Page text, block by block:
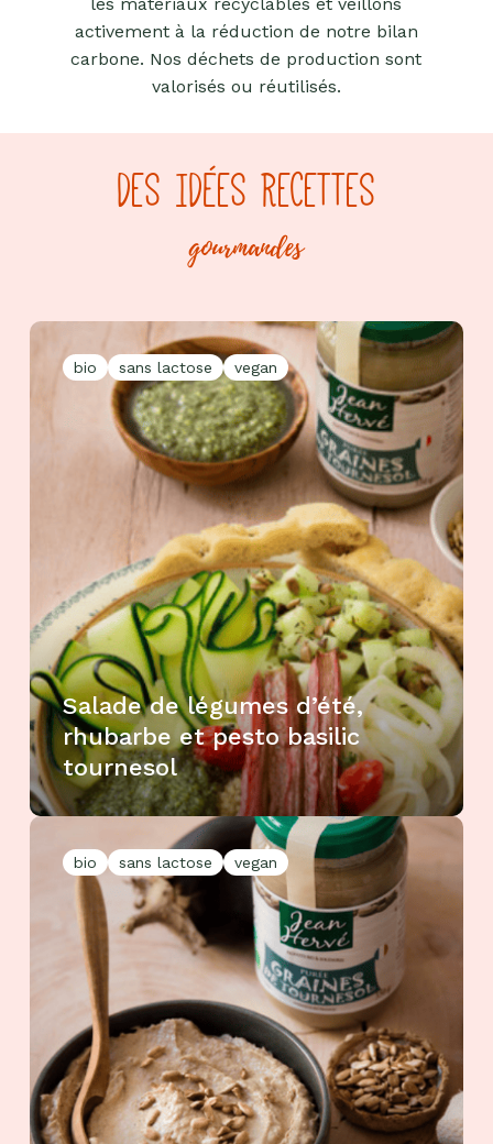
activement à la réduction de notre bilan
carbone. Nos déchets de production sont
valorisés ou réutilisés.
DES IDÉES RECETTES
gourmandes
bio sans lactose vegan
Salade de légumes d’été,
rhubarbe et pesto basilic
tournesol
bio sans lactose vegan